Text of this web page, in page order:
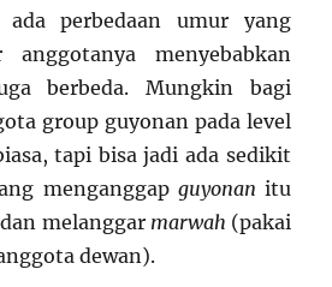
perbedaan umur yang
menyebabkan
berbeda. Mungkin bagi
group guyonan pada level
tapi bisa jadi ada sedikit
menganggap guyonan itu
melanggar marwah (pakai
dewan).